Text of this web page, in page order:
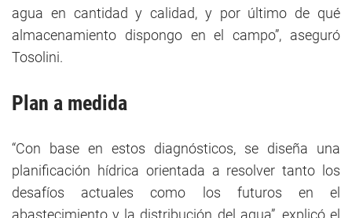
agua en cantidad y calidad, y por último de qué
almacenamiento dispongo en el campo”, aseguró
Tosolini.
Plan a medida
“Con base en estos diagnósticos, se diseña una
planificación hídrica orientada a resolver tanto los
desafíos actuales como los futuros en el
abastecimiento y la distribución del agua”, explicó el